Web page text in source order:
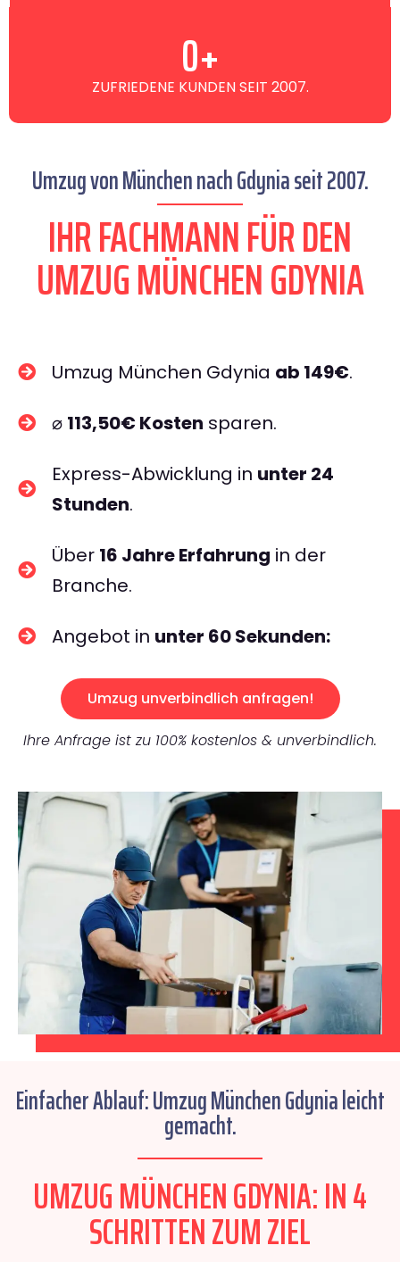
ZUFRIEDENE KUNDEN SEIT 2007.
0+
Umzug von München nach Gdynia seit 2007.
IHR FACHMANN FÜR DEN
UMZUG MÜNCHEN GDYNIA
Umzug München Gdynia ab 149€.
⌀ 113,50€ Kosten sparen.
Express-Abwicklung in unter 24
Stunden.
Über 16 Jahre Erfahrung in der
Branche.
Angebot in unter 60 Sekunden:
Umzug unverbindlich anfragen!
Ihre Anfrage ist zu 100% kostenlos & unverbindlich.
Einfacher Ablauf: Umzug München Gdynia leicht
gemacht.
UMZUG MÜNCHEN GDYNIA: IN 4
SCHRITTEN ZUM ZIEL